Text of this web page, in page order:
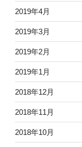
2019年4月
2019年3月
2019年2月
2019年1月
2018年12月
2018年11月
2018年10月